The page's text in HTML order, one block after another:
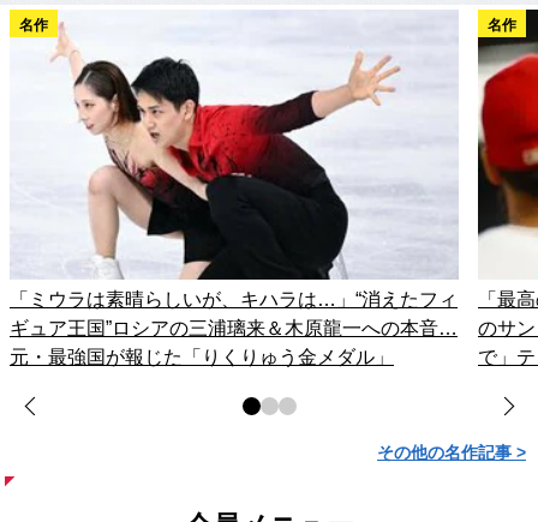
名作
「ミウラは素晴らしいが、キハラは…」“消えたフィ
ギュア王国”ロシアの三浦璃来＆木原龍一への本音…
元・最強国が報じた「りくりゅう金メダル」
名作
「最
のサ
で」
その他の名作記事 >